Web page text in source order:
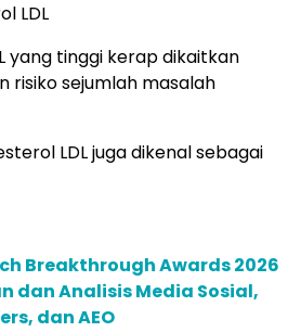
LDL
yang tinggi kerap dikaitkan
risiko sejumlah masalah
LDL juga dikenal sebagai
Breakthrough Awards 2026
dan Analisis Media Sosial,
dan AEO